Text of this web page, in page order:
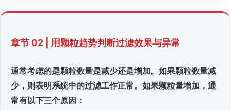
章节 02 | 用颗粒趋势判断过滤效果与异常
通常考虑的是颗粒数量是减少还是增加。如果颗粒数量减
少，则表明系统中的过滤工作正常。如果颗粒量增加，通
常有以下三个原因：